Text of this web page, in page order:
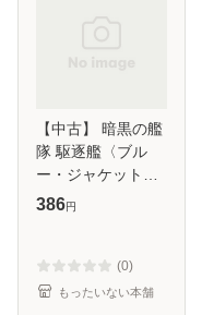
【中古】 暗黒の艦
隊 駆逐艦〈ブル
ー・ジャケット〉
（ハヤカワ文庫
/ 早川書房 [文庫]
【メール便
386円
(0)
もったいない本舗